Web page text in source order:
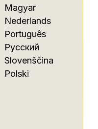
Magyar
Nederlands
Português
Русский
Slovenščina
Polski